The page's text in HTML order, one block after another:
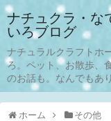
ナチュクラ・な
いろブログ
ナチュラルクラフトホ
ろ。ペット、お散歩、
のお話も。なんでもあ
ホーム その他